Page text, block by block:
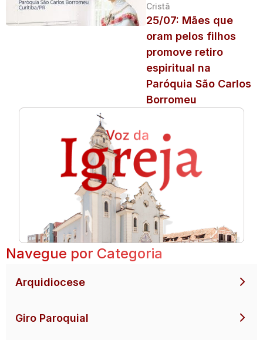
Cristã
25/07: Mães que
oram pelos filhos
promove retiro
espiritual na
Paróquia São Carlos
Borromeu
Navegue por Categoria
Arquidiocese
Giro Paroquial